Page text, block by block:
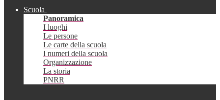
Scuola
Panoramica
I luoghi
Le persone
Le carte della scuola
I numeri della scuola
Organizzazione
La storia
PNRR